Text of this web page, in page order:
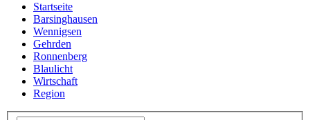
Startseite
Barsinghausen
Wennigsen
Gehrden
Ronnenberg
Blaulicht
Wirtschaft
Region